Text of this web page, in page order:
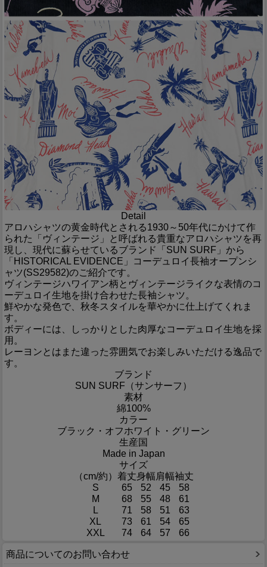
Detail
アロハシャツの黄金時代とされる1930～50年代にかけて作
られた「ヴィンテージ」と呼ばれる貴重なアロハシャツを再
現し、現代に蘇らせているブランド「SUN SURF」から
「HISTORICAL EVIDENCE」コーデュロイ長袖オープンシ
ャツ(SS29582)のご紹介です。
ヴィンテージハワイアン柄とヴィンテージライクな表情のコ
ーデュロイ生地を掛け合わせた長袖シャツ。
鮮やかな発色で、秋冬スタイルを華やかに仕上げてくれま
す。
ボディーには、しっかりとした肉厚なコーデュロイ生地を採
用。
レーヨンとはまた違った雰囲気でお楽しみいただける逸品で
す。
ブランド
SUN SURF（サンサーフ）
素材
綿100%
カラー
ブラック・オフホワイト・グリーン
生産国
Made in Japan
サイズ
（cm/約） 着丈身幅肩幅袖丈
S
65 52 45
58
M
68 55 48
61
L
71 58 51
63
XL
73 61 54
65
XXL
74 64 57 66
商品についてのお問い合わせ